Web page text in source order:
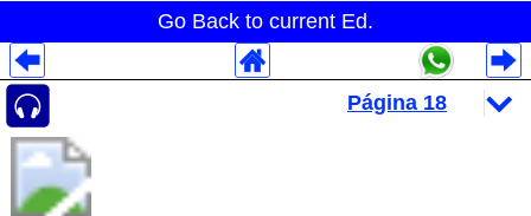
Go Back to current Ed.
Despliegues Analytics
Despliegues Totales
Despliegues por Rubros